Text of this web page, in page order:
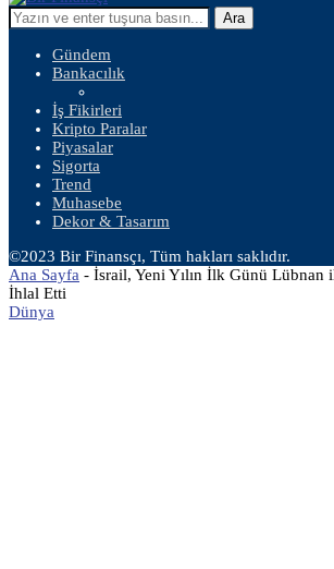
Ara
Gündem
Bankacılık
İş Fikirleri
Kripto Paralar
Piyasalar
Sigorta
Trend
Muhasebe
Dekor & Tasarım
©2023 Bir Finansçı, Tüm hakları saklıdır.
Ana Sayfa - İsrail, Yeni Yılın İlk Günü Lübnan
İhlal Etti
Dünya